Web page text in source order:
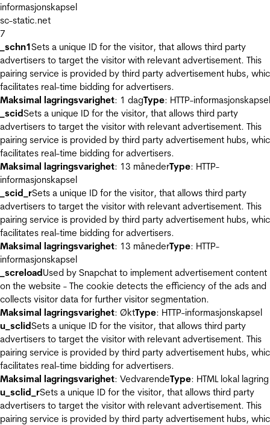
informasjonskapsel
sc-static.net
7
_schn1Sets a unique ID for the visitor, that allows third party
advertisers to target the visitor with relevant advertisement. This
pairing service is provided by third party advertisement hubs,
facilitates real-time bidding for advertisers.
Maksimal lagringsvarighet: 1 dagType: HTTP-informasjonskapsel
_scidSets a unique ID for the visitor, that allows third party
advertisers to target the visitor with relevant advertisement. This
pairing service is provided by third party advertisement hubs,
facilitates real-time bidding for advertisers.
Maksimal lagringsvarighet: 13 månederType: HTTP-
informasjonskapsel
_scid_rSets a unique ID for the visitor, that allows third party
advertisers to target the visitor with relevant advertisement. This
pairing service is provided by third party advertisement hubs,
facilitates real-time bidding for advertisers.
Maksimal lagringsvarighet: 13 månederType: HTTP-
informasjonskapsel
_screloadUsed by Snapchat to implement advertisement content
on the website - The cookie detects the efficiency of the ads and
collects visitor data for further visitor segmentation.
Maksimal lagringsvarighet: ØktType: HTTP-informasjonskapsel
u_sclidSets a unique ID for the visitor, that allows third party
advertisers to target the visitor with relevant advertisement. This
pairing service is provided by third party advertisement hubs,
facilitates real-time bidding for advertisers.
Maksimal lagringsvarighet: VedvarendeType: HTML lokal lagring
u_sclid_rSets a unique ID for the visitor, that allows third party
advertisers to target the visitor with relevant advertisement. This
pairing service is provided by third party advertisement hubs,